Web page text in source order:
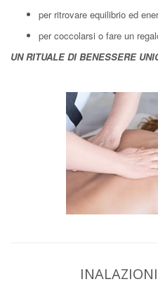
per ritrovare equilibrio ed
per coccolarsi o fare un
UN RITUALE DI BENESSERE